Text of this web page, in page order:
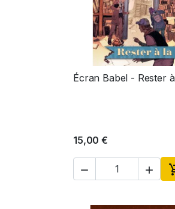
 Aperçu
Écran Babel - Rester
15,00 €
 